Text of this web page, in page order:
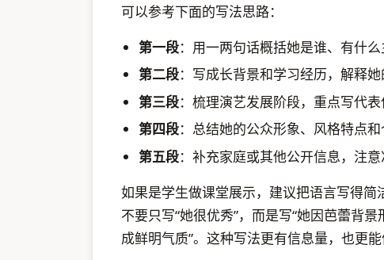
可以参考下面的写法思路：
第一段：用一两句话概括她是谁、有什么
第二段：写成长背景和学习经历，解释她
第三段：梳理演艺发展阶段，重点写代表
第四段：总结她的公众形象、风格特点和
第五段：补充家庭或其他公开信息，注意
如果是学生做课堂展示，建议把语言写得
不要只写“她很优秀”，而是写“她因芭蕾背
成鲜明气质”。这种写法更有信息量，也更能